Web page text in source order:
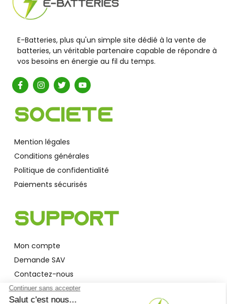
E-Batteries, plus qu'un simple site dédié à la vente de
batteries, un véritable partenaire capable de répondre à
vos besoins en énergie au fil du temps.
Société
Mention légales
Conditions générales
Politique de confidentialité
Paiements sécurisés
Support
Mon compte
Demande SAV
Contactez-nous
Garantie